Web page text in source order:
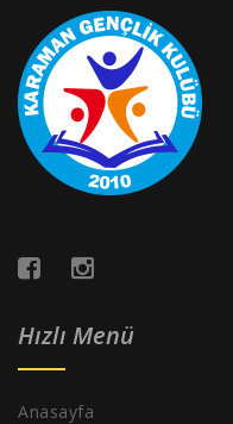
Hızlı Menü
Anasayfa